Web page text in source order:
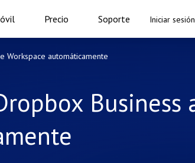
Precio Soporte Iniciar sesión
Workspace automáticamente
Business